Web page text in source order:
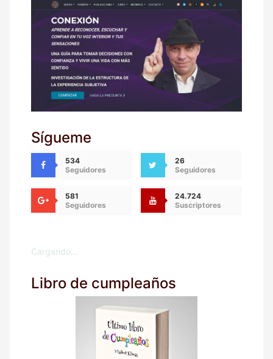
Sígueme
534
Seguidores
26
Seguidores
581
Seguidores
24.724
Suscriptores
Cargando...
Libro de cumpleaños